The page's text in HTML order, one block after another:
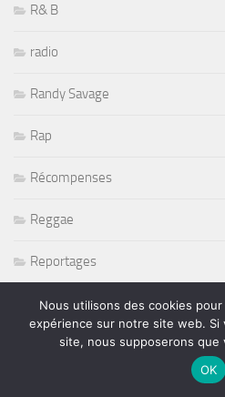
R& B
radio
Randy Savage
Rap
Récompenses
Reggae
Reportages
Restaurant
Rétromobile 2011
Nous utilisons des cookies
expérience sur notre site web. Si
site, nous supposerons que
OK